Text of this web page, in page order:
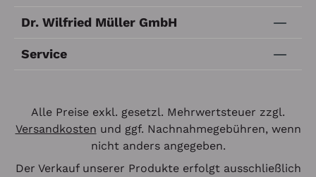
Dr. Wilfried Müller GmbH
Service
Alle Preise exkl. gesetzl. Mehrwertsteuer zzgl.
Versandkosten und ggf. Nachnahmegebühren, wenn
nicht anders angegeben.
Der Verkauf unserer Produkte erfolgt ausschließlich